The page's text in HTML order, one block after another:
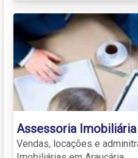
Assessoria
Vendas, locações e